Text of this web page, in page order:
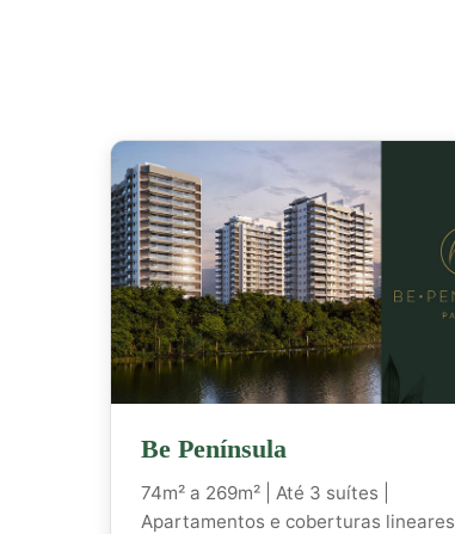
Be Península
74m² a 269m² | Até 3 suítes |
Apartamentos e coberturas lineares